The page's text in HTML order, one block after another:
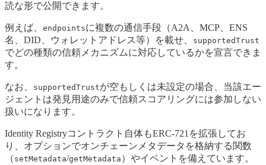
読な形で公開できます。
例えば、 endpointsに複数の通信手段（A2A、MCP、ENS
名、DID、ウォレットアドレス等）を載せ、
supportedTrust
でどの種類の信頼メカニズムに対応しているかを宣言できま
す。
なお、 supportedTrustが空もしくは未設定の場合、当該エー
ジェントは発見用途のみで信頼スコアリングには参加しない
扱いになります。
Identity Registryコントラクト自体もERC-721を拡張してお
り、オプションでオンチェーンメタデータを格納する関数
（ setMetadata/getMetadata ）やイベントを備えています。